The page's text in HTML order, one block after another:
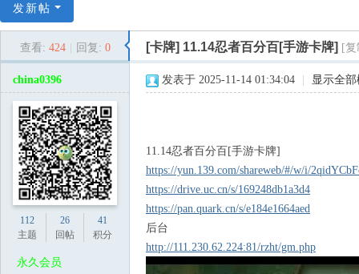
1
发新帖
查看: 424 回复: 0 [卡牌] 11.14忍者百分百[手游卡牌] [
china0396
112
主题
26
回帖
41
积分
永久会员
发表于 2025-11-14 01:34:04 显示全
11.14忍者百分百[手游卡牌]
https://yun.139.com/shareweb/#/w/i/
https://drive.uc.cn/s/169248db1a3d4
https://pan.quark.cn/s/e184e1664aed
后台
http://111.230.62.224:81/rzht/gm.php